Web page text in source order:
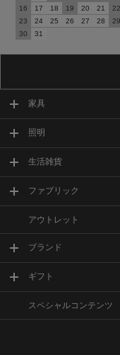
16
17 18 19 20 21
22
23
24 25 26 27 28
29
30
31
家具
照明
生活雑貨
ファブリック
アウトレット
ブランド
ギフト
スペシャルコンテンツ